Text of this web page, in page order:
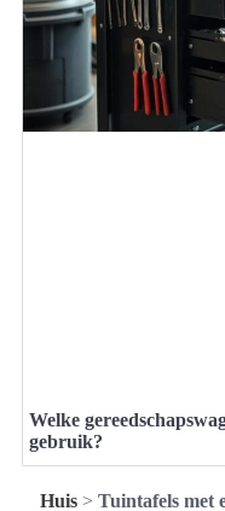
Welke
gebruik?
Huis> Tuintafels met